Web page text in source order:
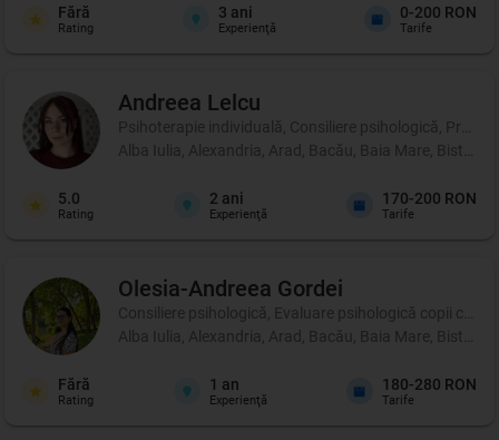
Fără
Rating
3 ani
Experienţă
0-200 RON
Tarife
Andreea Lelcu
Psihoterapie individuală, Consiliere psihologică, Profil
Alba Iulia, Alexandria, Arad, Bacău, Baia Mare,
5.0
Rating
2 ani
Experienţă
170-200 RON
Tarife
Olesia-Andreea Gordei
Consiliere psihologică, Evaluare psihologică copii cu
Alba Iulia, Alexandria, Arad, Bacău, Baia Mare,
Fără
Rating
1 an
Experienţă
180-280 RON
Tarife